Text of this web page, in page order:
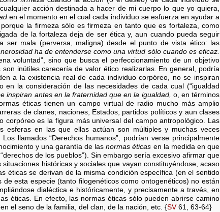
acción destinada a hacer de mi cuerpo lo que yo quiera,
en el momento en el cual cada individuo se esfuerza en ayudar a
la firmeza sólo es firmeza en tanto que es fortaleza, como
de la fortaleza deja de ser ética y, aun cuando pueda seguir
ser mala (perversa, maligna) desde el punto de vista ético: las
ha de entenderse como una virtud sólo cuando es eficaz.
voluntad”, sino que busca el perfeccionamiento de un objetivo
inútiles carecería de valor ético realizarlas. En general, podría
a la existencia real de cada individuo corpóreo, no se inspiran
en la consideración de las necesidades de cada cual (“igualdad
inspiran antes en la fraternidad que en la igualdad, o, en términos
éticas tienen un campo virtual de radio mucho más amplio
de clanes, naciones, Estados, partidos políticos y aun clases
corpóreo es la figura más universal del campo antropológico. Las
esferas en las que ellas actúan son múltiples y muchas veces
llamados “Derechos humanos”, podrían verse principalmente
y una garantía de lasnormas éticas en la medida en que
de los pueblos”). Sin embargo sería excesivo afirmar que
históricas y sociales que vayan constituyéndose, acaso
éticas se derivan de la misma condición específica (en el sentido
esta especie (tanto filogenéticos como ontogenéticos) no están
dialéctica e históricamente, y precisamente a través, en
éticas. En efecto, las normas éticas sólo pueden abrirse camino
el seno de la familia, del clan, de la nación, etc. {SV61, 63-64}